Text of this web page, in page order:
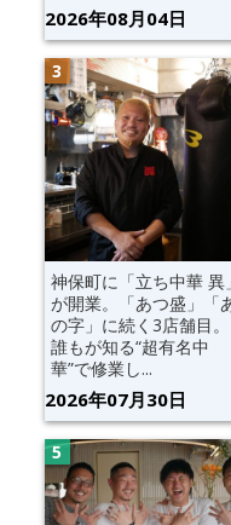
2026年08月04日
神保町に「立ち中華 異」
が開業。「あつ盛」「
の字」に続く3店舗目。
誰もが知る“超有名中
華”で修業し...
2026年07月30日